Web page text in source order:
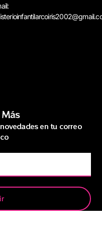
en tu correo